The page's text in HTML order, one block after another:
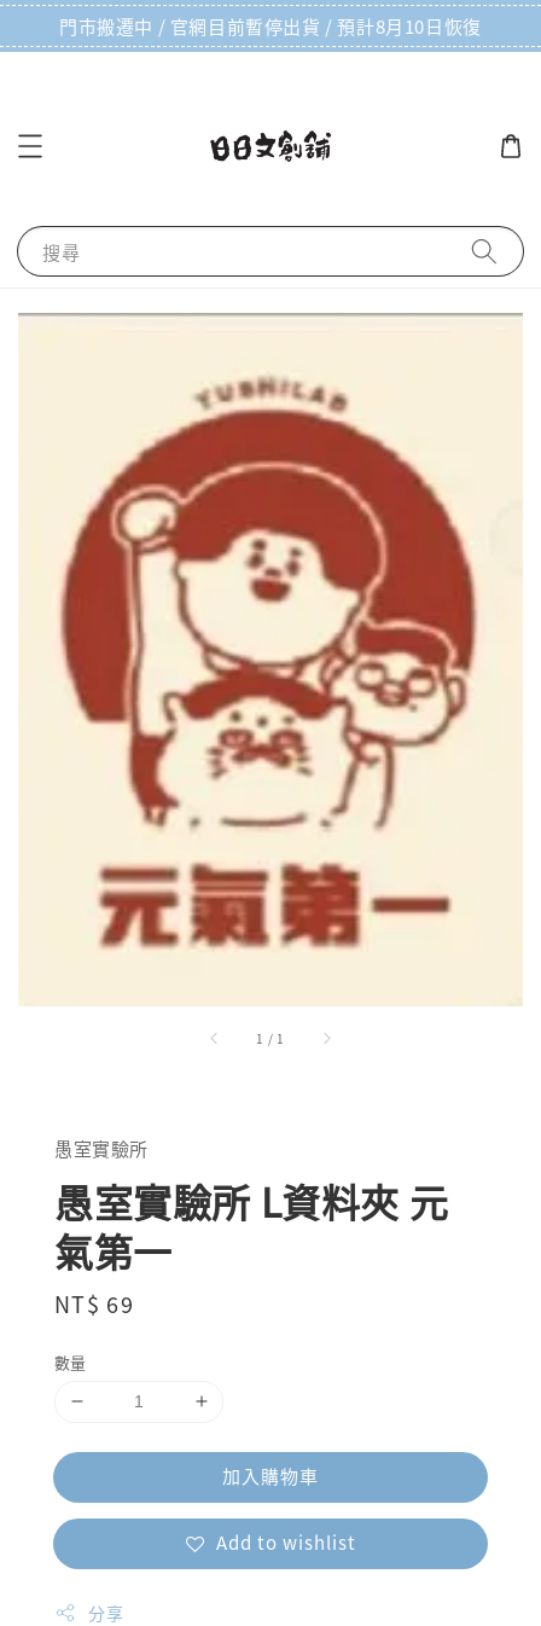
門市搬遷中 / 官網目前暫停出貨 / 預計8月10日恢復
搜尋
1 / 1
愚室實驗所
愚室實驗所 L資料夾 元
氣第一
Regular
NT$ 69
數量
加入購物車
Add to wishlist
分享